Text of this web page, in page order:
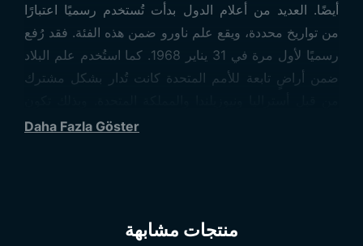
أيضًا. العديد من أعلام الدول بدأت تُستخدم رسميًا اعتبارًا
من تواريخ محددة، ويقع علم ناورو ضمن هذه الفئة. فقد رُفع
رسميًا لأول مرة في 31 يناير 1968. كما استُخدم علم البلاد
ضمن أراضٍ تابعة للأمم المتحدة كانت تُدار بشكل مشترك
الأصفر يمر عبر العلم، وفي أسفله يوجد رمز نجمة بيضاء
Daha Fazla Göster
منتجات مشابهة